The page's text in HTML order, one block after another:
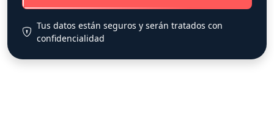
Tus datos están seguros y serán tratados con
confidencialidad